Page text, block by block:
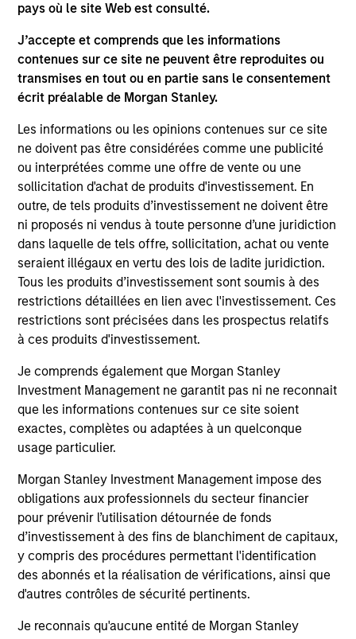
pays où le site Web est consulté.
J’accepte et comprends que les informations
contenues sur ce site ne peuvent être reproduites ou
transmises en tout ou en partie sans le consentement
écrit préalable de Morgan Stanley.
Les informations ou les opinions contenues sur ce site
ne doivent pas être considérées comme une publicité
ou interprétées comme une offre de vente ou une
sollicitation d'achat de produits d'investissement. En
outre, de tels produits d’investissement ne doivent être
ni proposés ni vendus à toute personne d’une juridiction
dans laquelle de tels offre, sollicitation, achat ou vente
seraient illégaux en vertu des lois de ladite juridiction.
Tous les produits d’investissement sont soumis à des
restrictions détaillées en lien avec l'investissement. Ces
restrictions sont précisées dans les prospectus relatifs
à ces produits d'investissement.
Je comprends également que Morgan Stanley
Investment Management ne garantit pas ni ne reconnait
que les informations contenues sur ce site soient
exactes, complètes ou adaptées à un quelconque
usage particulier.
Morgan Stanley Investment Management impose des
obligations aux professionnels du secteur financier
pour prévenir l’utilisation détournée de fonds
d’investissement à des fins de blanchiment de capitaux,
y compris des procédures permettant l'identification
des abonnés et la réalisation de vérifications, ainsi que
d'autres contrôles de sécurité pertinents.
Je reconnais qu'aucune entité de Morgan Stanley
Multifamily - UK
Senior Loan
Multifamily - Ireland
Senior Loan
Logistics & Industrials - France
Senior Loan
PBSA - Spain
Senior Loan
Hotels - UK
Senior Loan
Logistics & Industrials - Germany
and Netherlands
Senior Loan
Data Center - Nordics